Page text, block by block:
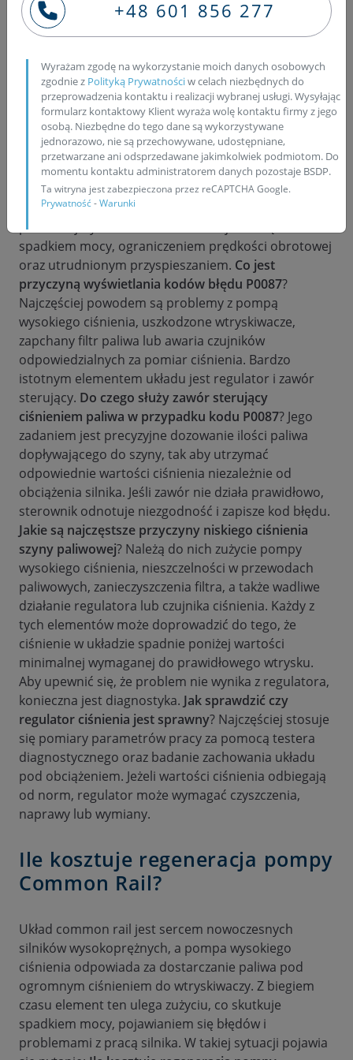
ATRAKCYJNE CENY
Czy P0087 może powodować
tryb awaryjny?
Kod P0087 jest sygnałem, że w szynie paliwowej
układu common rail występuje zbyt niskie ciśnienie.
W takiej sytuacji sterownik silnika aktywuje tryb
awaryjny, aby chronić jednostkę przed
poważniejszymi uszkodzeniami. Objawia się to
spadkiem mocy, ograniczeniem prędkości obrotowej
oraz utrudnionym przyspieszaniem. Co jest
przyczyną wyświetlania kodów błędu P0087?
Najczęściej powodem są problemy z pompą
wysokiego ciśnienia, uszkodzone wtryskiwacze,
zapchany filtr paliwa lub awaria czujników
odpowiedzialnych za pomiar ciśnienia. Bardzo
istotnym elementem układu jest regulator i zawór
sterujący. Do czego służy zawór sterujący
ciśnieniem paliwa w przypadku kodu P0087? Jego
zadaniem jest precyzyjne dozowanie ilości paliwa
dopływającego do szyny, tak aby utrzymać
odpowiednie wartości ciśnienia niezależnie od
obciążenia silnika. Jeśli zawór nie działa prawidłowo,
sterownik odnotuje niezgodność i zapisze kod błędu.
Jakie są najczęstsze przyczyny niskiego ciśnienia
szyny paliwowej? Należą do nich zużycie pompy
wysokiego ciśnienia, nieszczelności w przewodach
paliwowych, zanieczyszczenia filtra, a także wadliwe
działanie regulatora lub czujnika ciśnienia. Każdy z
tych elementów może doprowadzić do tego, że
ciśnienie w układzie spadnie poniżej wartości
minimalnej wymaganej do prawidłowego wtrysku.
Aby upewnić się, że problem nie wynika z regulatora,
konieczna jest diagnostyka. Jak sprawdzić czy
regulator ciśnienia jest sprawny? Najczęściej stosuje
się pomiary parametrów pracy za pomocą testera
diagnostycznego oraz badanie zachowania układu
pod obciążeniem. Jeżeli wartości ciśnienia odbiegają
od norm, regulator może wymagać czyszczenia,
naprawy lub wymiany.
Ile kosztuje regeneracja pompy
Common Rail?
Układ common rail jest sercem nowoczesnych
silników wysokoprężnych, a pompa wysokiego
ciśnienia odpowiada za dostarczanie paliwa pod
ogromnym ciśnieniem do wtryskiwaczy. Z biegiem
czasu element ten ulega zużyciu, co skutkuje
spadkiem mocy, pojawianiem się błędów i
problemami z pracą silnika. W takiej sytuacji pojawia
+48 601 856 277
Wyrażam zgodę na wykorzystanie moich danych osobowych
zgodnie z Polityką Prywatnościw celach niezbędnych do
przeprowadzenia kontaktu i realizacji wybranej usługi. Wysyłając
formularz kontaktowy Klient wyraża wolę kontaktu firmy z jego
osobą. Niezbędne do tego dane są wykorzystywane
jednorazowo, nie są przechowywane, udostępniane,
przetwarzane ani odsprzedawane jakimkolwiek podmiotom. Do
momentu kontaktu administratorem danych pozostaje BSDP.
Ta witryna jest zabezpieczona przez reCAPTCHA Google.
Prywatność-Warunki